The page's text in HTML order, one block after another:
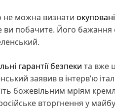
не можна визнати
ви побачите. Його бажання
гарантії безпеки та вже
заявив в інтерв’ю
божевільним мріям
вторгнення у